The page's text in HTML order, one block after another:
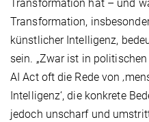
Transformation hat – und
Transformation,
künstlicher Intelligenz,
sein. „Zwar ist in
AI Act oft die Rede von
Intelligenz‘, die konkrete
jedoch unscharf und